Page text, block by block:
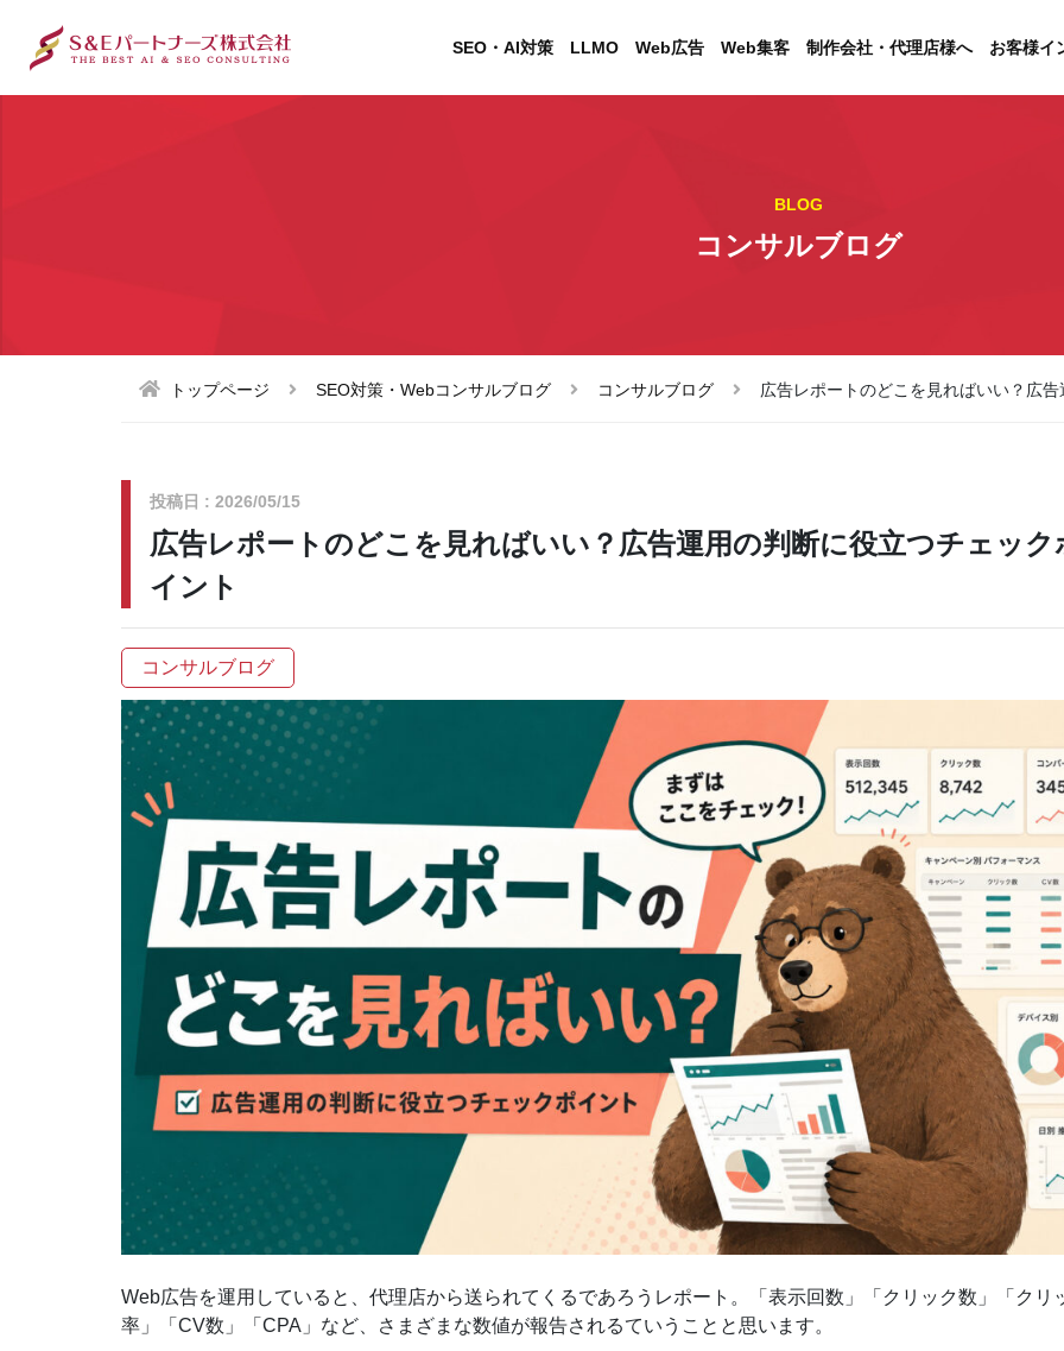
SEO・AI対策 LLMO Web広告 Web集客 制作会社・代理店様へ お客様イ
BLOG
コンサルブログ
トップページ SEO対策・Webコンサルブログ コンサルブログ 広告レポートのどこを見ればいい？広
投稿日 : 2026/05/15
広告レポートのどこを見ればいい？広告運用の判断に役立つチェック
イント
コンサルブログ
Web広告を運用していると、代理店から送られてくるであろうレポート。「表示回数」「クリック数」「クリ
率」「CV数」「CPA」など、さまざまな数値が報告されるていうことと思います。